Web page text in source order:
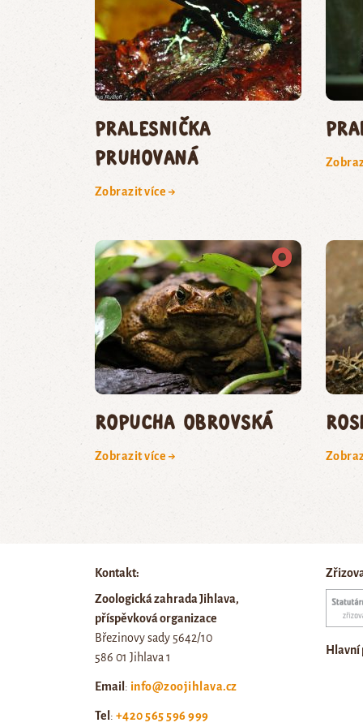
Pralesnička
pruhovaná
Zobrazit více →
ropucha obrovská
Zobrazit více →
Kontakt:
Zoologická zahrada Jihlava,
příspěvková organizace
Březinovy sady 5642/10
586 01 Jihlava 1
Email : info@zoojihlava.cz
Tel : +420 565 596 999